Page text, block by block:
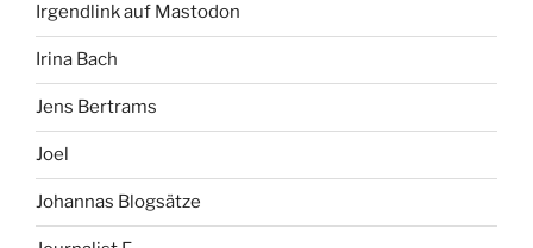
Irgendlink auf Mastodon
Irina Bach
Jens Bertrams
Joel
Johannas Blogsätze